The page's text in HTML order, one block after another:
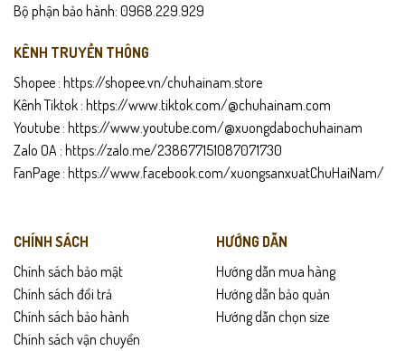
Bộ phận bảo hành: 0968.229.929
KÊNH TRUYỀN THÔNG
Shopee : https://shopee.vn/chuhainam.store
Kênh Tiktok : https://www.tiktok.com/@chuhainam.com
Youtube : https://www.youtube.com/@xuongdabochuhainam
Zalo OA : https://zalo.me/238677151087071730
FanPage : https://www.facebook.com/xuongsanxuatChuHaiNam/
CHÍNH SÁCH
Chính sách bảo mật
Chính sách đổi trả
Chính sách bảo hành
Chính sách vận chuyển
HƯỚNG DẪN
Hướng dẫn mua hàng
Hướng dẫn bảo quản
Hướng dẫn chọn size